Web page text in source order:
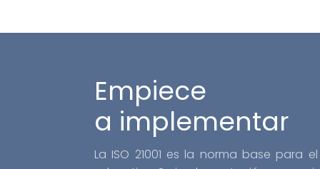
Empiece
a implementar
La ISO 21001 es la norma base para